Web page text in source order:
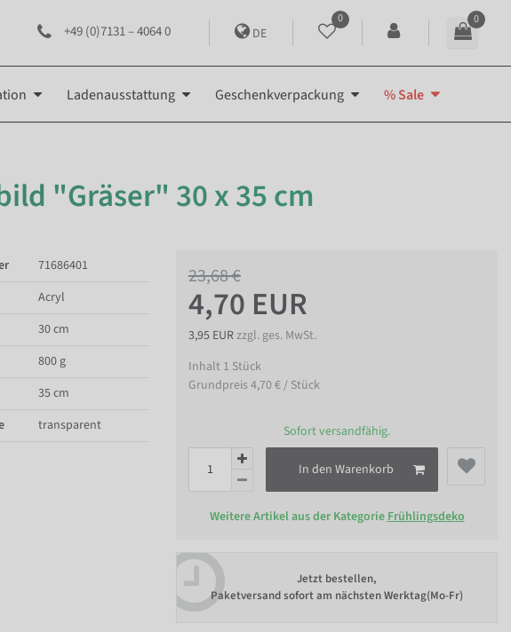
+49 (0)7131 – 4064 0 DE
0 0
Ladenausstattung Geschenkverpackung % Sale
"Gräser" 30 x 35 cm
23,68 €
4,70 EUR
3,95 EURzzgl. ges. MwSt.
Inhalt 1 Stück
Grundpreis4,70 € / Stück
Sofort versandfähig.
In den Warenkorb
Weitere Artikel aus der KategorieFrühlingsdeko
Jetzt bestellen,
Paketversand sofort am nächsten Werktag(Mo-Fr)
71686401
Acryl
30 cm
800 g
35 cm
transparent